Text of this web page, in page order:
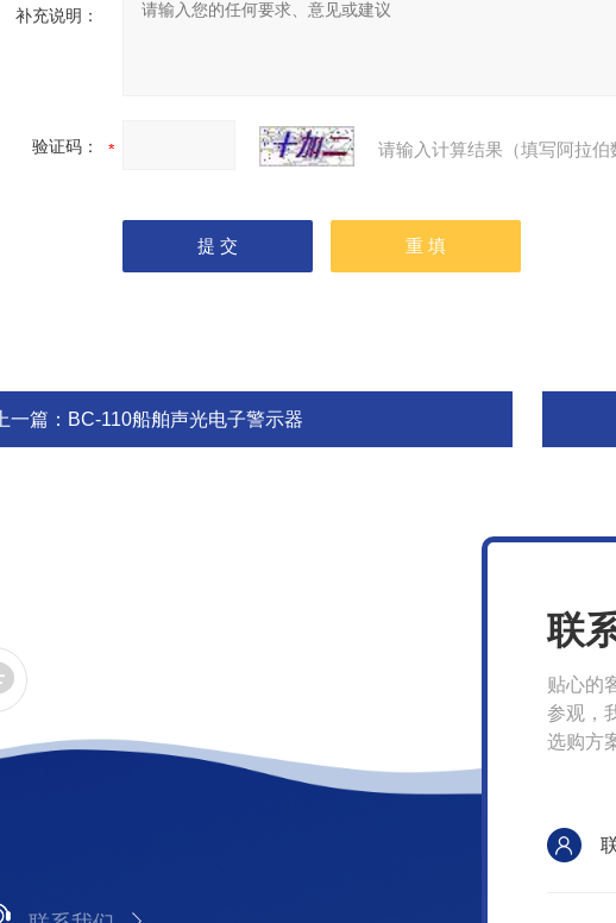
补充说明：
验证码： 请输入计算结果（填写阿拉
上一篇： BC-110船舶声光电子警示器
联
贴心的
参观，
选购方